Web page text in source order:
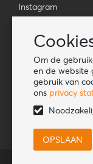
Om de
en de website
gebruik van
ons privacy
Instagram
TikTok
Tools
Lookbook
Nieuwe klant